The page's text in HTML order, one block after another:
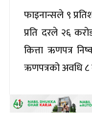
फाइनान्सले ९
प्रति दरले २६
कित्ता ऋणपत्र
ऋणपत्रको अवधि ८